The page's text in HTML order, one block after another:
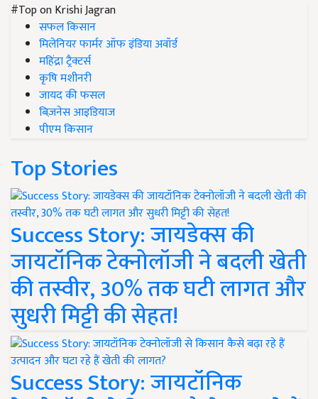
#Top on Krishi Jagran
सफल किसान
मिलेनियर फार्मर ऑफ इंडिया अवॉर्ड
महिंद्रा ट्रैक्टर्स
कृषि मशीनरी
जायद की फसल
बिज़नेस आइडियाज
पीएम किसान
Top Stories
Success Story: जायडेक्स की
जायटॉनिक टेक्नोलॉजी ने बदली खेती
की तस्वीर, 30% तक घटी लागत और
सुधरी मिट्टी की सेहत!
Success Story: जायटॉनिक